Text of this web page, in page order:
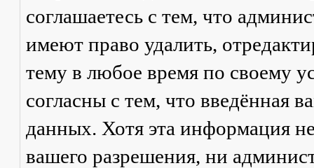
соглашаетесь с тем, что
имеют право удалить,
тему в любое время по своему
согласны с тем, что введённая
данных. Хотя эта информация
вашего разрешения, ни